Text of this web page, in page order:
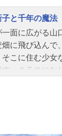
子と千年の魔法
面に広がる山
畑に飛び込んで
こに住む少女
す。クラスにな
大きく揺れ始
つ奇跡に願い